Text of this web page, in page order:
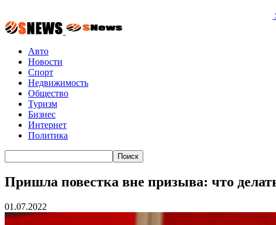
Авто
Новости
Спорт
Недвижимость
Общество
Туризм
Бизнес
Интернет
Политика
Пришла повестка вне призыва: что
01.07.2022